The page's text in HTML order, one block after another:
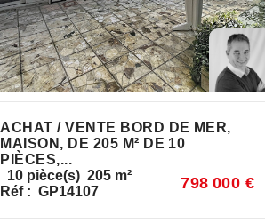
ACHAT / VENTE BORD DE MER,
MAISON, DE 205 M² DE 10
PIÈCES,...
10 pièce(s) 205 m²
Réf : GP14107 798 000 €